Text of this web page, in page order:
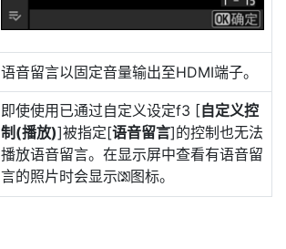
语音留言以固定音量输出至HDMI端子。
即使使用已通过自定义设定f3 [自定义控
制(播放)]被指定[语音留言]的控制也无法
播放语音留言。在显示屏中查看有语音留
言的照片时会显示2图标。